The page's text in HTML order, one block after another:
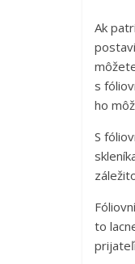
Ak
s
ho
S
to